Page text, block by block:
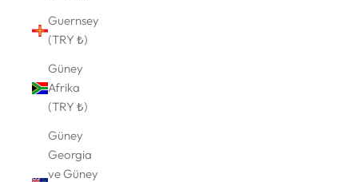
Guernsey
(TRY ₺)
Güney
Afrika
(TRY ₺)
Güney
Georgia
ve Güney